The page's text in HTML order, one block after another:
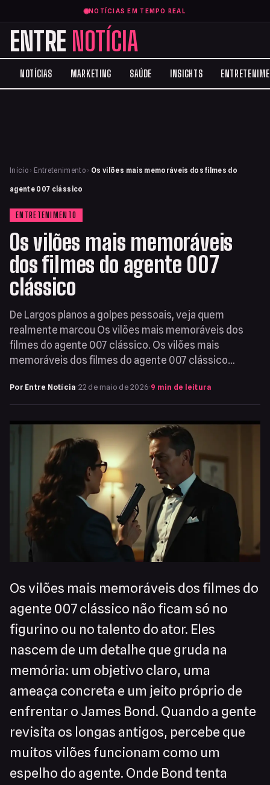
NOTÍCIAS EM TEMPO REAL
ENTRE NOTÍCIA
NOTÍCIAS MARKETING SAÚDE INSIGHTS
Início › Entretenimento › Os vilões mais memoráveis dos filmes do
agente 007 clássico
ENTRETENIMENTO
Os vilões mais memoráveis
dos filmes do agente 007
clássico
De Largos planos a golpes pessoais, veja quem
realmente marcou Os vilões mais memoráveis dos
filmes do agente 007 clássico. Os vilões mais
memoráveis dos filmes do agente 007 clássico…
Por Entre Notícia·22 de maio de 2026·9 min de leitura
Os vilões mais memoráveis dos filmes do
agente 007 clássico não ficam só no
figurino ou no talento do ator. Eles
nascem de um detalhe que gruda na
memória: um objetivo claro, uma
ameaça concreta e um jeito próprio de
enfrentar o James Bond. Quando a gente
revisita os longas antigos, percebe que
muitos vilões funcionam como um
espelho do agente. Onde Bond tenta